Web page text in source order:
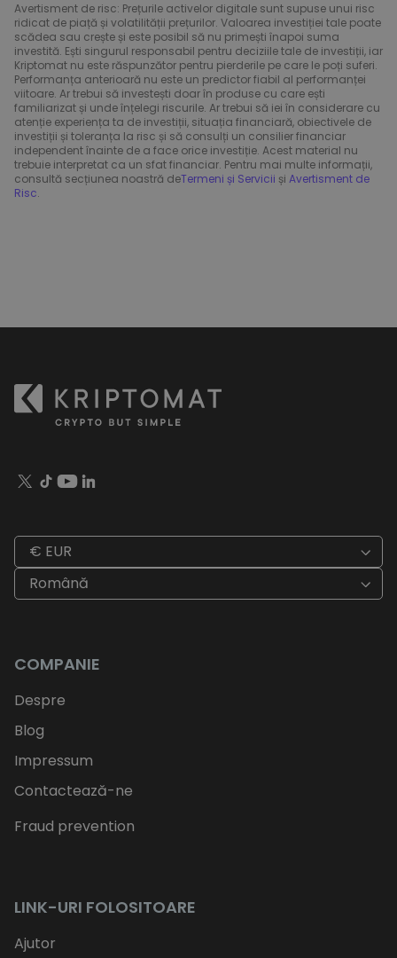
Avertisment de risc: Prețurile activelor digitale sunt supuse unui risc
ridicat de piață și volatilității prețurilor. Valoarea investiției tale poate
scădea sau crește și este posibil să nu primești înapoi suma
investită. Ești singurul responsabil pentru deciziile tale de investiții, iar
Kriptomat nu este răspunzător pentru pierderile pe care le poți suferi.
Performanța anterioară nu este un predictor fiabil al performanței
viitoare. Ar trebui să investești doar în produse cu care ești
familiarizat și unde înțelegi riscurile. Ar trebui să iei în considerare cu
atenție experiența ta de investiții, situația financiară, obiectivele de
investiții și toleranța la risc și să consulți un consilier financiar
independent înainte de a face orice investiție. Acest material nu
trebuie interpretat ca un sfat financiar. Pentru mai multe informații,
consultă secțiunea noastră deTermeni și Servicii și Avertisment de
Risc.
€ EUR
Română
COMPANIE
Despre
Blog
Impressum
Contactează-ne
Fraud prevention
LINK-URI FOLOSITOARE
Ajutor